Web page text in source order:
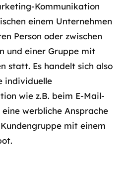
Kommunikation
einem Unternehmen
Person oder zwischen
und einer Gruppe mit
statt. Es handelt sich also
individuelle
wie z.B. beim E-Mail-
werbliche Ansprache
mit einem